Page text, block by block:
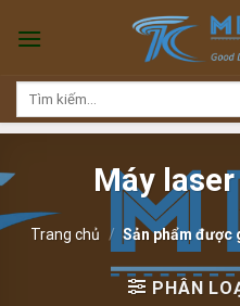
Tìm
Máy
Trang chủ / Sản phẩm được
PHÂN